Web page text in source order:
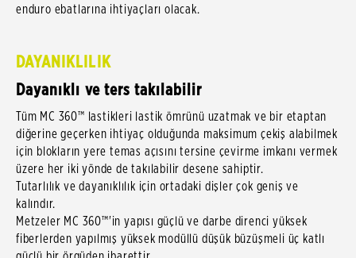
enduro ebatlarına ihtiyaçları olacak.
DAYANIKLILIK
Dayanıklı ve ters takılabilir
Tüm MC 360™ lastikleri lastik ömrünü uzatmak ve bir etaptan
diğerine geçerken ihtiyaç olduğunda maksimum çekiş alabilmek
için blokların yere temas açısını tersine çevirme imkanı vermek
üzere her iki yönde de takılabilir desene sahiptir.
Tutarlılık ve dayanıklılık için ortadaki dişler çok geniş ve
kalındır.
Metzeler MC 360™'in yapısı güçlü ve darbe direnci yüksek
fiberlerden yapılmış yüksek modüllü düşük büzüşmeli üç katlı